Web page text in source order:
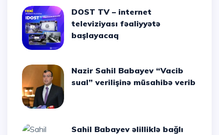
DOST TV – internet
televiziyası fəaliyyətə
başlayacaq
Nazir Sahil Babayev “Vacib
sual” verilişinə müsahibə verib
Sahil Babayev əlilliklə bağlı